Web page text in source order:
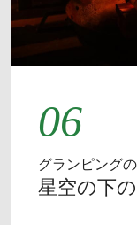
06
グランピング
星空の下